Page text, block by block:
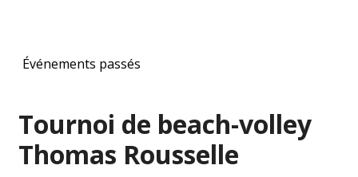
Événements passés
Tournoi de beach-volley
Thomas Rousselle